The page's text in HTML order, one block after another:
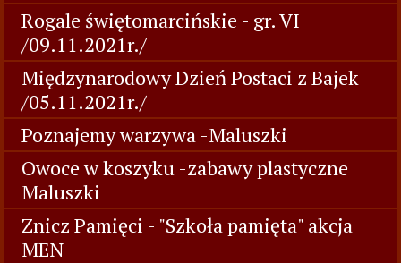
Rogale świętomarcińskie - gr. VI
/09.11.2021r./
Międzynarodowy Dzień Postaci z Bajek
/05.11.2021r./
Poznajemy warzywa -Maluszki
Owoce w koszyku -zabawy plastyczne
Maluszki
Znicz Pamięci - "Szkoła pamięta" akcja
MEN